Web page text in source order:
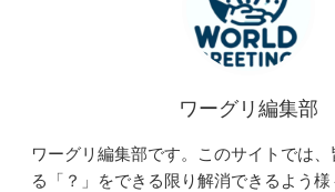
ワーグリ編集部
ワーグリ編集部です。このサイトでは
る「？」をできる限り解消できるよう